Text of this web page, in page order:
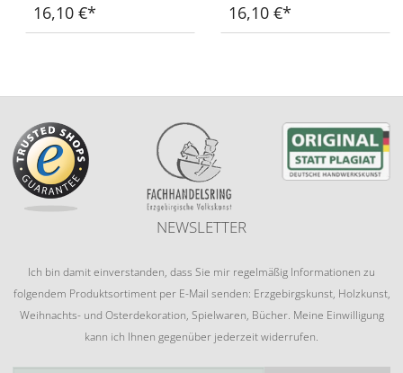
16,10 € 16,10 €
NEWSLETTER
Ich bin damit einverstanden, dass Sie mir regelmäßig Informationen zu
folgendem Produktsortiment per E-Mail senden: Erzgebirgskunst, Holzkunst,
Weihnachts- und Osterdekoration, Spielwaren, Bücher. Meine Einwilligung
kann ich Ihnen gegenüber jederzeit widerrufen.